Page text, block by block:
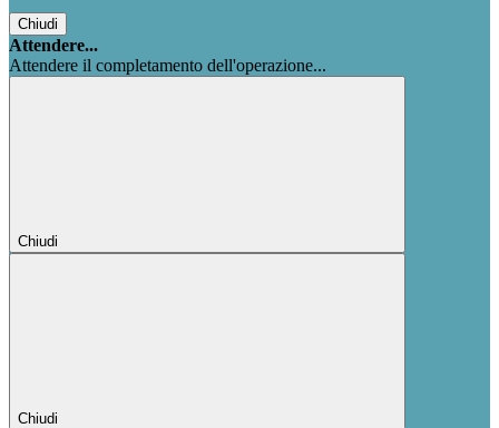
Chiudi
Attendere...
Attendere il completamento dell'operazione...
Chiudi
Chiudi